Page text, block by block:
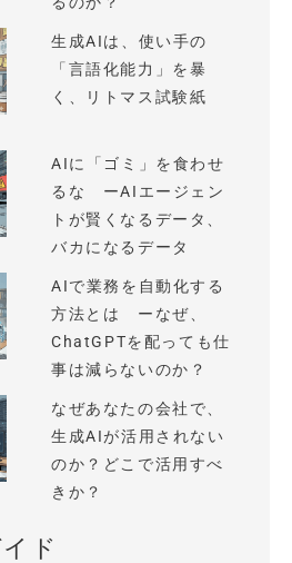
生成AIは、使い手の
「言語化能力」を暴
く、リトマス試験紙
AIに「ゴミ」を食わせ
るな ーAIエージェン
トが賢くなるデータ、
バカになるデータ
AIで業務を自動化する
方法とは ーなぜ、
ChatGPTを配っても仕
事は減らないのか？
なぜあなたの会社で、
生成AIが活用されない
のか？どこで活用すべ
きか？
ド